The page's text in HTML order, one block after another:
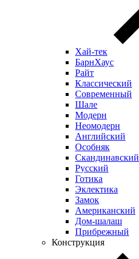
Хай-тек
БарнХаус
Райт
Классический
Современный
Шале
Модерн
Неомодерн
Английский
Особняк
Скандинавский
Русский
Готика
Эклектика
Замок
Американский
Дом-шалаш
Прибрежный
Конструкция